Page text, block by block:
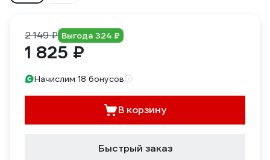
2 149 ₽ Выгода 324 ₽
1 825 ₽
Начислим 18 бонусов
В корзину
Быстрый заказ